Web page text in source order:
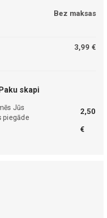
Bez maksas
3,99 €
skapi
Jūs
piegāde
2,50
€